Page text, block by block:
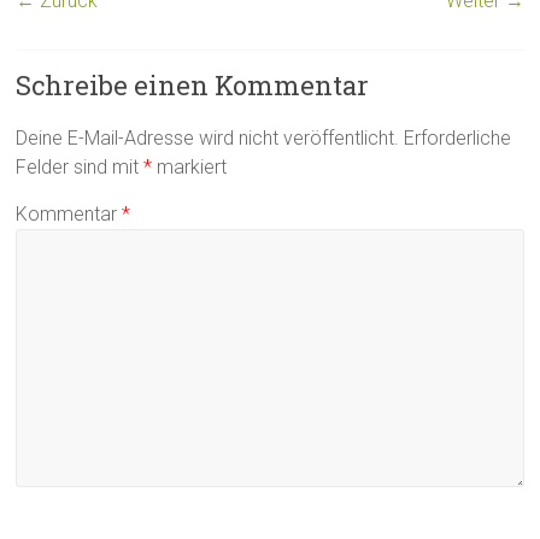
Schreibe einen Kommentar
Deine E-Mail-Adresse wird nicht veröffentlicht. Erforderliche
Felder sind mit* markiert
Kommentar*